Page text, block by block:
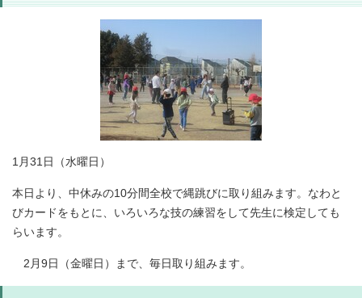
1月31日（水曜日）
本日より、中休みの10分間全校で縄跳びに取り組みます。なわと
びカードをもとに、いろいろな技の練習をして先生に検定しても
らいます。
2月9日（金曜日）まで、毎日取り組みます。